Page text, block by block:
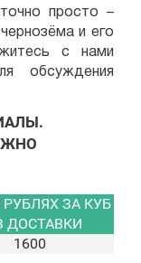
просто –
и его
с нами
обсуждения
ЗА КУБ
ДОСТАВКИ
1600